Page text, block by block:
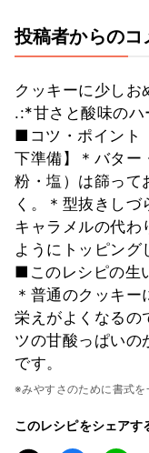
投稿者からのコ
クッキーに少し
.:*甘さと酸味のハ
■コツ・ポイント
下準備】＊バター
粉・塩）は篩って
く。＊型抜きしづ
キャラメルの代わ
ようにトッピング
■このレシピの生
＊普通のクッキ
栄えがよくなるの
ツの甘酸っぱいの
です。
※みやすさのために書式を
このレシピをシェアす